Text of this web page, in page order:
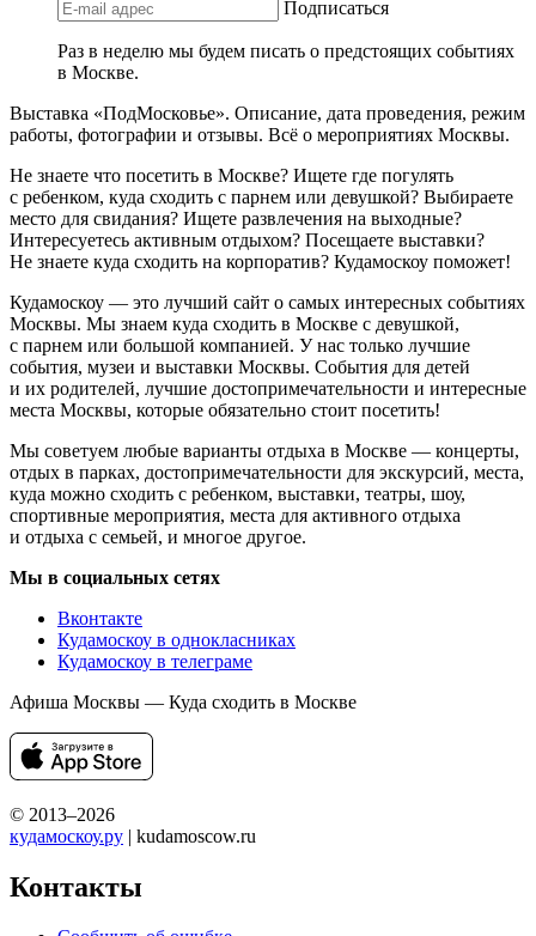
Подписаться
Раз в неделю мы будем писать о предстоящих событиях
в Москве.
Выставка «ПодМосковье». Описание, дата проведения, режим
работы, фотографии и отзывы. Всё о мероприятиях Москвы.
Не знаете что посетить в Москве? Ищете где погулять
с ребенком, куда сходить с парнем или девушкой? Выбираете
место для свидания? Ищете развлечения на выходные?
Интересуетесь активным отдыхом? Посещаете выставки?
Не знаете куда сходить на корпоратив? Кудамоскоу поможет!
Кудамоскоу — это лучший сайт о самых интересных событиях
Москвы. Мы знаем куда сходить в Москве с девушкой,
с парнем или большой компанией. У нас только лучшие
события, музеи и выставки Москвы. События для детей
и их родителей, лучшие достопримечательности и интересные
места Москвы, которые обязательно стоит посетить!
Мы советуем любые варианты отдыха в Москве — концерты,
отдых в парках, достопримечательности для экскурсий, места,
куда можно сходить с ребенком, выставки, театры, шоу,
спортивные мероприятия, места для активного отдыха
и отдыха с семьей, и многое другое.
Мы в социальных сетях
Вконтакте
Кудамоскоу в однокласниках
Кудамоскоу в телеграме
Афиша Москвы — Куда сходить в Москве
© 2013–2026
кудамоскоу.ру | kudamoscow.ru
Контакты